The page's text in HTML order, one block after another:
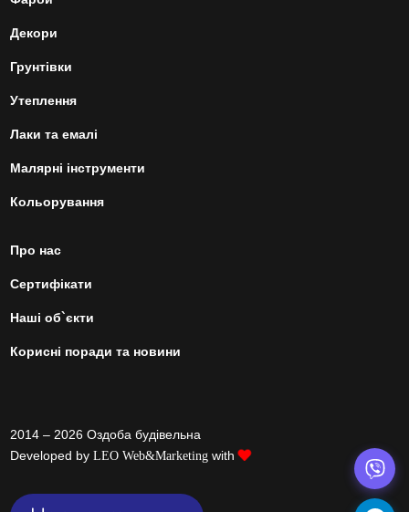
Декори
Грунтівки
Утеплення
Лаки та емалі
Малярні інструменти
Кольорування
Про нас
Сертифікати
Наші об`єкти
Корисні поради та новини
2014 – 2026 Оздоба будівельна
Developed byLEO Web&Marketing with